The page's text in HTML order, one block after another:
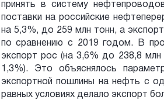
принять в систему
поставки на российские
на 5,3%, до 259 млн тонн, а
по сравнению с 2019 годом. В
экспорт рос (на 3,6% до 238,8
1,3%). Это объяснялось
экспортной пошлины на нефть с
равных условиях делало экспорт